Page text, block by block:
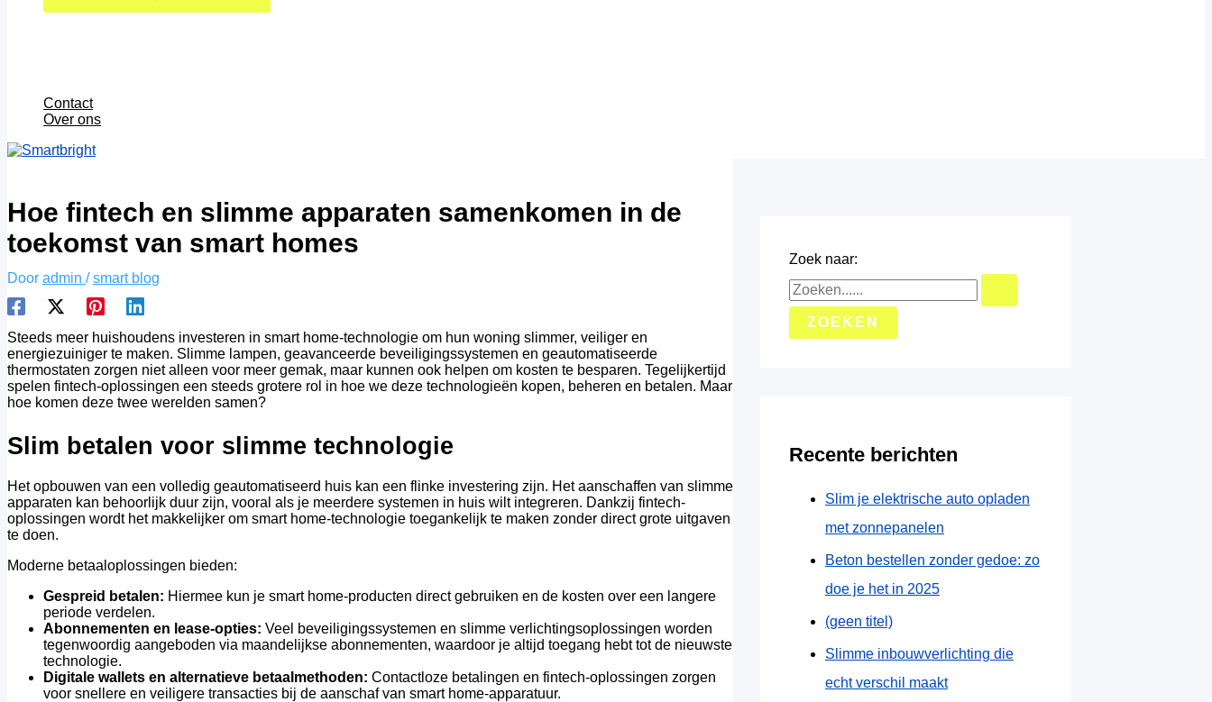
Contact
Over ons
Hoe fintech en slimme apparaten samenkomen in de
toekomst van smart homes
Door admin /smart blog
Steeds meer huishoudens investeren in smart home-technologie om hun woning slimmer, veiliger en
energiezuiniger te maken. Slimme lampen, geavanceerde beveiligingssystemen en geautomatiseerde
thermostaten zorgen niet alleen voor meer gemak, maar kunnen ook helpen om kosten te besparen. Tegelijkertijd
spelen fintech-oplossingen een steeds grotere rol in hoe we deze technologieën kopen, beheren en betalen. Maar
hoe komen deze twee werelden samen?
Slim betalen voor slimme technologie
Het opbouwen van een volledig geautomatiseerd huis kan een flinke investering zijn. Het aanschaffen van slimme
apparaten kan behoorlijk duur zijn, vooral als je meerdere systemen in huis wilt integreren. Dankzij fintech-
oplossingen wordt het makkelijker om smart home-technologie toegankelijk te maken zonder direct grote uitgaven
te doen.
Moderne betaaloplossingen bieden:
Gespreid betalen: Hiermee kun je smart home-producten direct gebruiken en de kosten over een langere
periode verdelen.
Abonnementen en lease-opties: Veel beveiligingssystemen en slimme verlichtingsoplossingen worden
tegenwoordig aangeboden via maandelijkse abonnementen, waardoor je altijd toegang hebt tot de nieuwste
technologie.
Digitale wallets en alternatieve betaalmethoden: Contactloze betalingen en fintech-oplossingen zorgen
voor snellere en veiligere transacties bij de aanschaf van smart home-apparatuur.
Zoek naar:
Recente berichten
Slim je elektrische auto opladen
met zonnepanelen
Beton bestellen zonder gedoe: zo
doe je het in 2025
(geen titel)
Slimme inbouwverlichting die
echt verschil maakt